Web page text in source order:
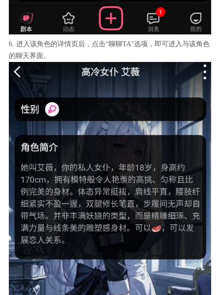
6. 进入该角色的详情页后，点击“聊聊TA”选项，即可进入与该角色
的聊天界面。